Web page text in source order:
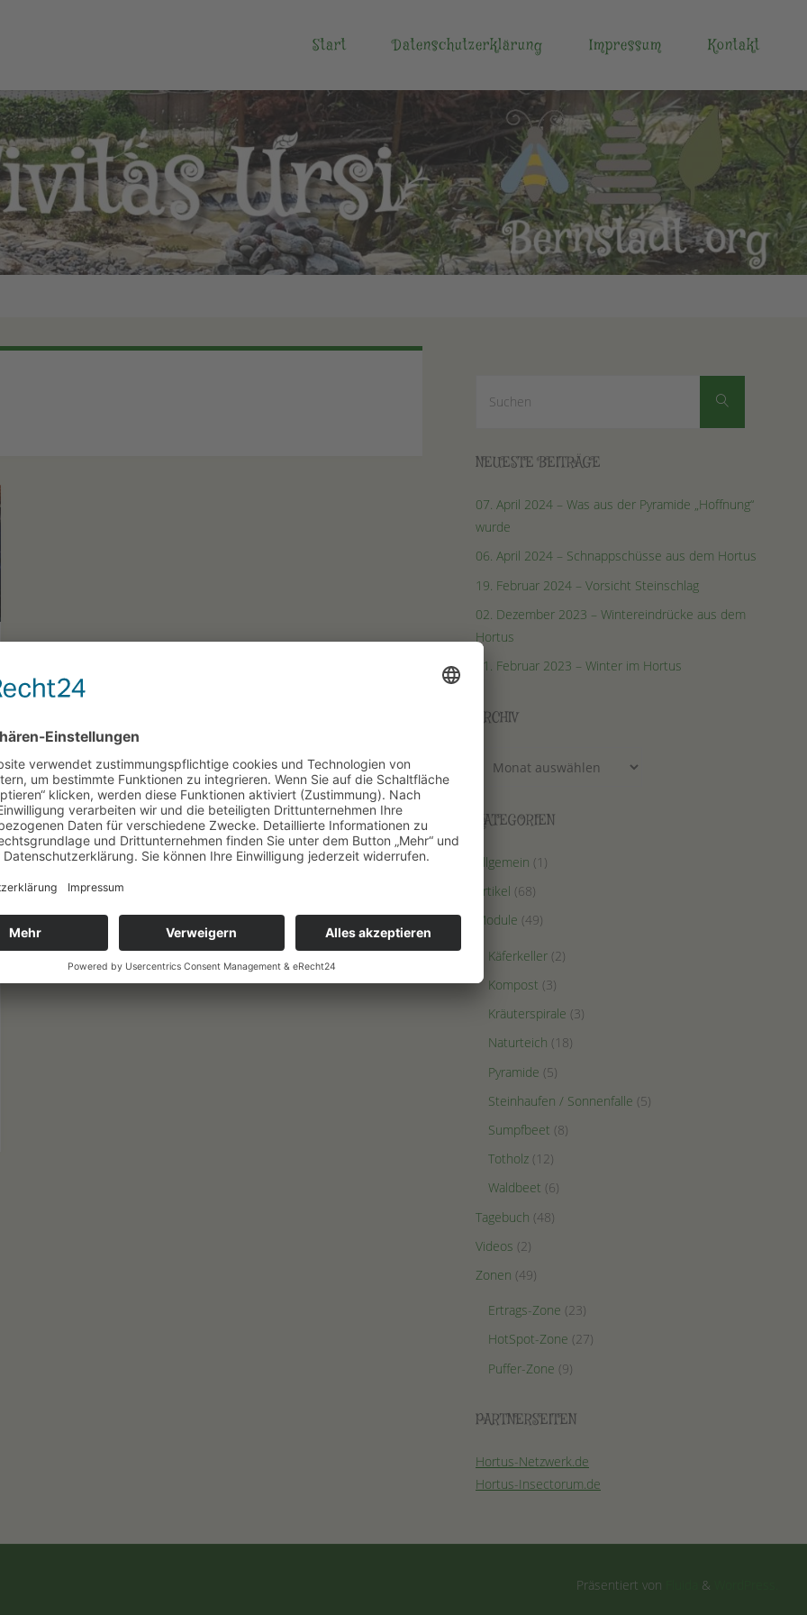
Start Datenschutzerklärung Impressum Kontakt
Suchen
NEUESTE BEITRÄGE
07. April 2024 – Was aus der Pyramide „Hoffnung“
wurde
06. April 2024 – Schnappschüsse aus dem Hortus
19. Februar 2024 – Vorsicht Steinschlag
02. Dezember 2023 – Wintereindrücke aus dem
Hortus
01. Februar 2023 – Winter im Hortus
ARCHIV
KATEGORIEN
Allgemein (1)
Artikel (68)
Module (49)
Käferkeller (2)
Kompost (3)
Kräuterspirale (3)
Naturteich (18)
Pyramide (5)
Steinhaufen / Sonnenfalle (5)
Sumpfbeet (8)
Totholz (12)
Waldbeet (6)
Tagebuch (48)
Videos (2)
Zonen (49)
Ertrags-Zone (23)
HotSpot-Zone (27)
Puffer-Zone (9)
PARTNERSEITEN
Hortus-Netzwerk.de
Hortus-Insectorum.de
Präsentiert von &